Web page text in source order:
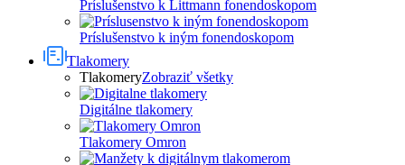
Príslušenstvo k Littmann fonendoskopom
Príslušenstvo k iným fonendoskopom
Tlakomery
TlakomeryZobraziť všetky
Digitálne tlakomery
Tlakomery Omron